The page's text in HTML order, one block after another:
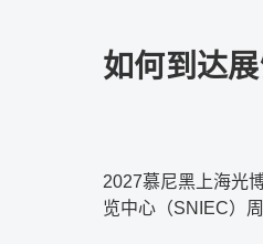
如何到达
2027慕尼黑上海光
览中心（SNIEC）